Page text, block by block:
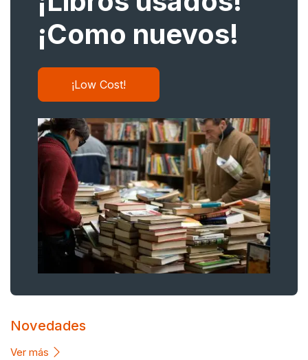
¡Como nuevos!
¡Low Cost!
Novedades
Ver más